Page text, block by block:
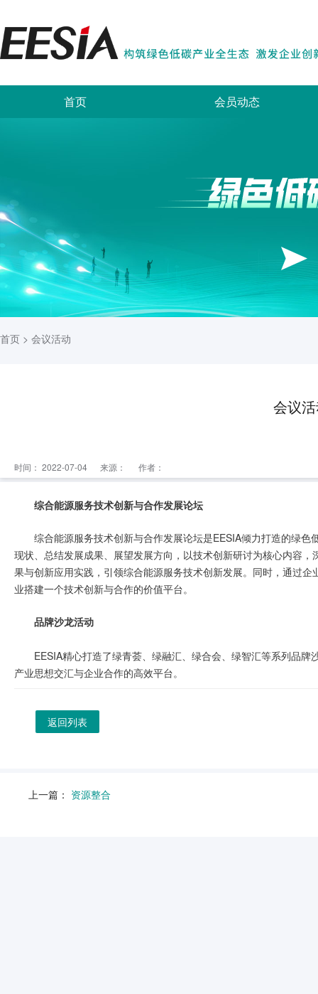
首页 会员动态
首页 > 会议活动
会议
时间： 2022-07-04 来源： 作者：
综合能源服务技术创新与合作发展论坛
综合能源服务技术创新与合作发展论坛是EESIA倾力打造的绿
现状、总结发展成果、展望发展方向，以技术创新研讨为核心内容
果与创新应用实践，引领综合能源服务技术创新发展。同时，通过
业搭建一个技术创新与合作的价值平台。
品牌沙龙活动
EESIA精心打造了绿青荟、绿融汇、绿合会、绿智汇等系列品
产业思想交汇与企业合作的高效平台。
返回列表
上一篇： 资源整合